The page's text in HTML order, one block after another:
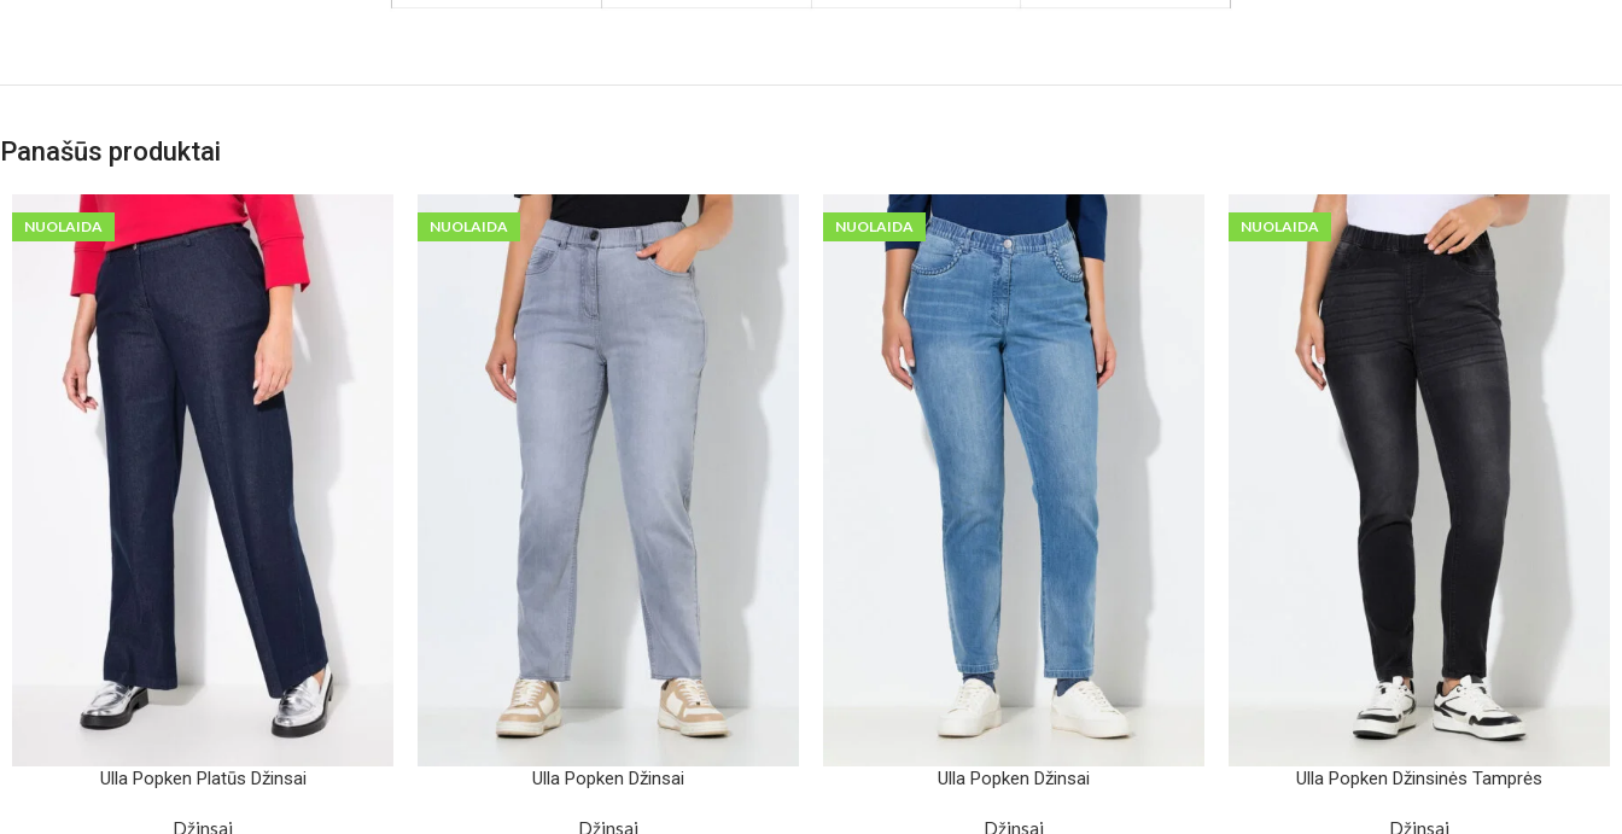
Panašūs produktai
NUOLAIDA
Ulla Popken Platūs Džinsai
Džinsai
NUOLAIDA
Ulla Popken Džinsai
Džinsai
NUOLAIDA
Ulla Popken Džinsai
Džinsai
NUOLAIDA
Ulla Popken Džinsinės Tamprės
Džinsai